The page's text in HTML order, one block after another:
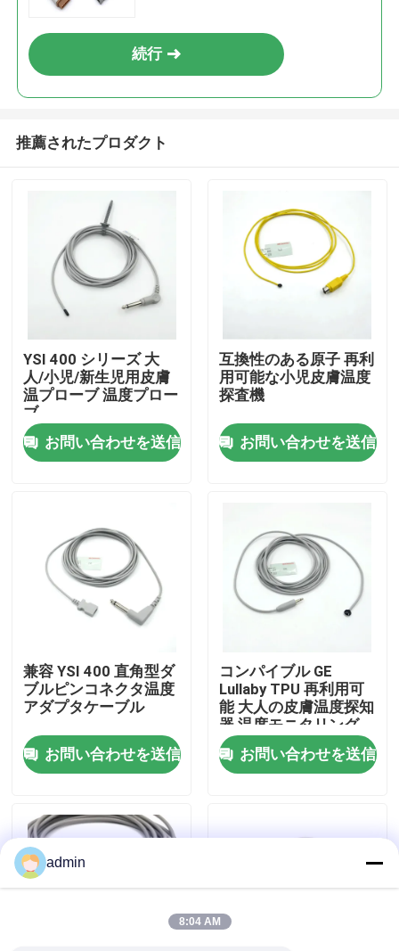
ホーム
企業情報
会社案内
品質管理
お問い合わせ
見積依頼
Spo2センサーケーブル
使い捨て可能なSPO2センサー
続行
推薦されたプロダクト
YSI 400 シリーズ 大
人/小児/新生児用皮膚
温プローブ 温度プロー
ブ
お問い合わせを送信
互換性のある原子 再利
用可能な小児皮膚温度
探査機
お問い合わせを送信
兼容 YSI 400 直角型ダ
ブルピンコネクタ温度
アダプタケーブル
お問い合わせを送信
コンパイブル GE
Lullaby TPU 再利用可
能 大人の皮膚温度探知
器 温度モニタリング
お問い合わせを送信
admin
8:04 AM